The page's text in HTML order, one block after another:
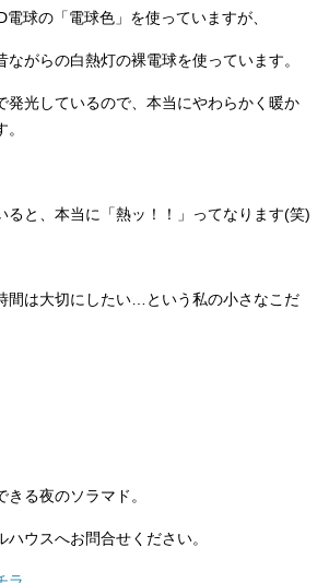
球の「電球色」を使っていますが、
ながらの白熱灯の裸電球を使っています。
発光しているので、本当にやわらかく暖か
ると、本当に「熱ッ！！」ってなります(笑)
間は大切にしたい…という私の小さなこだ
る夜のソラマド。
ウスへお問合せください。